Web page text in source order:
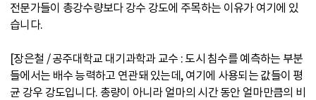
전문가들이 총강수량보다 강수 강도에 주목하는 이유가 여기에 있
습니다.
[장은철 / 공주대학교 대기과학과 교수 : 도시 침수를 예측하는 부분
들에서는 배수 능력하고 연관돼 있는데, 여기에 사용되는 값들이 평
균 강우 강도입니다. 총량이 아니라 얼마의 시간 동안 얼마만큼의 비